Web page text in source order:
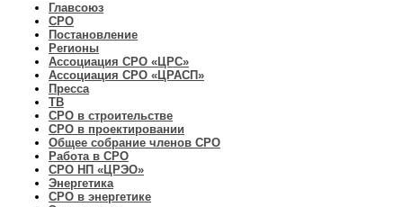
Главсоюз
СРО
Постановление
Регионы
Ассоциация СРО «ЦРС»
Ассоциация СРО «ЦРАСП»
Пресса
ТВ
СРО в строительстве
СРО в проектировании
Общее собрание членов СРО
Работа в СРО
СРО НП «ЦРЭО»
Энергетика
СРО в энергетике